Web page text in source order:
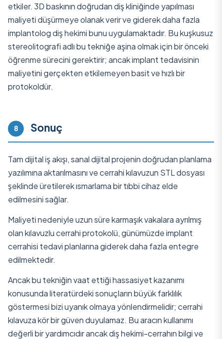
etkiler. 3D baskının doğrudan diş kliniğinde yapılması
maliyeti düşürmeye olanak verir ve giderek daha fazla
implantolog diş hekimi bunu uygulamaktadır. Bu kuşkusuz
stereolitografi adlı bu tekniğe aşina olmak için bir önceki
öğrenme sürecini gerektirir; ancak implant tedavisinin
maliyetini gerçekten etkilemeyen basit ve hızlı bir
protokoldür.
8 Sonuç
Tam dijital iş akışı, sanal dijital projenin doğrudan planlama
yazılımına aktarılmasını ve cerrahi kılavuzun STL dosyası
şeklinde üretilerek ısmarlama bir tıbbi cihaz elde
edilmesini sağlar.
Maliyeti nedeniyle uzun süre karmaşık vakalara ayrılmış
olan kılavuzlu cerrahi protokolü, günümüzde implant
cerrahisi tedavi planlarına giderek daha fazla entegre
edilmektedir.
Ancak bu tekniğin vaat ettiği hassasiyet kazanımı
konusunda literatürdeki sonuçların büyük farklılık
göstermesi bizi uyanık olmaya yönlendirmelidir; cerrahi
kılavuza kör bir güven duyulamaz. Bu aracın kullanımı
değerli bir yardımcıdır ancak diş hekimi-cerrahın bilgi ve